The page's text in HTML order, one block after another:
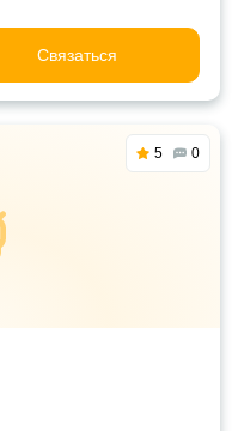
Связаться
5 0